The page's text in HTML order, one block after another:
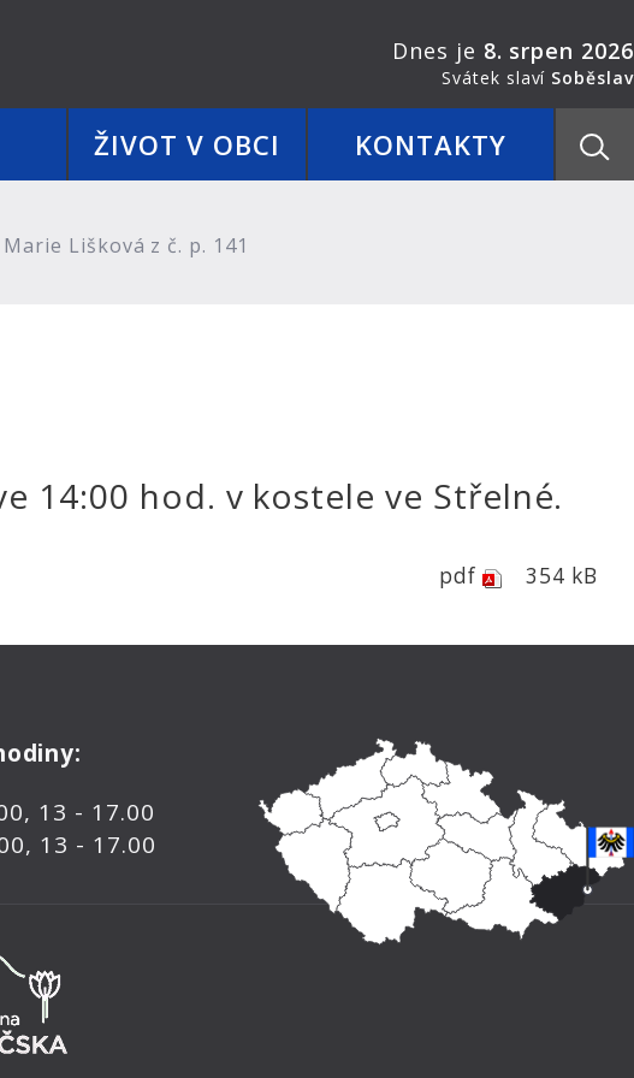
ŽIVOT V OBCI KONTAKTY
Dnes je 8. srpen 2026
Svátek slaví Soběslav
Lišková z č. p. 141
14:00 hod. v kostele ve Střelné.
pdf 354 kB
13 - 17.00
13 - 17.00